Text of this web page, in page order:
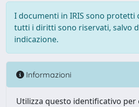
I documenti in IRIS sono protetti
tutti i diritti sono riservati, salvo
indicazione.
Informazioni
Utilizza questo identificativo per